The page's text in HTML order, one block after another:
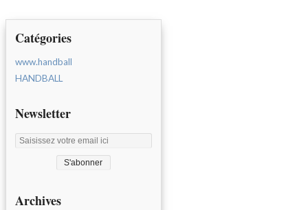
Catégories
www.handball
HANDBALL
Newsletter
Archives